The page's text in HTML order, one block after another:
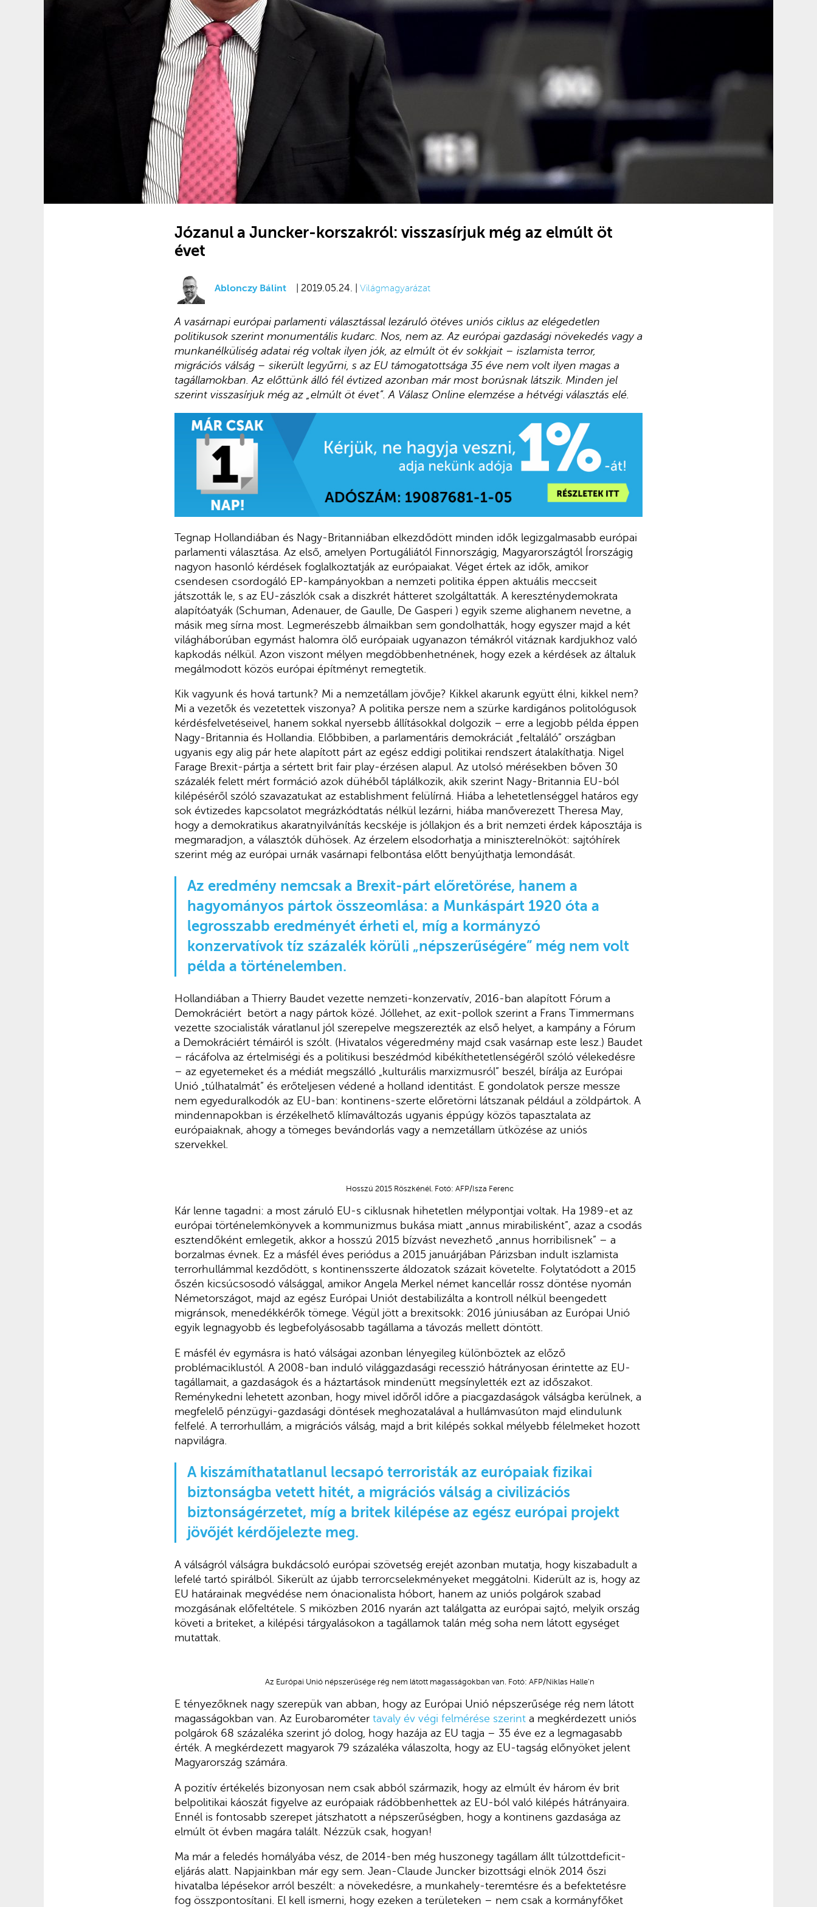
Józanul a Juncker-korszakról: visszasírjuk még az elmúlt öt
évet
Ablonczy Bálint | 2019.05.24. | Világmagyarázat
A vasárnapi európai parlamenti választással lezáruló ötéves uniós ciklus az elégedetlen
politikusok szerint monumentális kudarc. Nos, nem az. Az európai gazdasági növekedés vagy a
munkanélküliség adatai rég voltak ilyen jók, az elmúlt öt év sokkjait – iszlamista terror,
migrációs válság – sikerült legyűrni, s az EU támogatottsága 35 éve nem volt ilyen magas a
tagállamokban. Az előttünk álló fél évtized azonban már most borúsnak látszik. Minden jel
szerint visszasírjuk még az „elmúlt öt évet”. A Válasz Online elemzése a hétvégi választás elé.
Tegnap Hollandiában és Nagy-Britanniában elkezdődött minden idők legizgalmasabb európai
parlamenti választása. Az első, amelyen Portugáliától Finnországig, Magyarországtól Írországig
nagyon hasonló kérdések foglalkoztatják az európaiakat. Véget értek az idők, amikor
csendesen csordogáló EP-kampányokban a nemzeti politika éppen aktuális meccseit
játszották le, s az EU-zászlók csak a diszkrét hátteret szolgáltatták. A kereszténydemokrata
alapítóatyák (Schuman, Adenauer, de Gaulle, De Gasperi ) egyik szeme alighanem nevetne, a
másik meg sírna most. Legmerészebb álmaikban sem gondolhatták, hogy egyszer majd a két
világháborúban egymást halomra ölő európaiak ugyanazon témákról vitáznak kardjukhoz való
kapkodás nélkül. Azon viszont mélyen megdöbbenhetnének, hogy ezek a kérdések az általuk
megálmodott közös európai építményt remegtetik.
Kik vagyunk és hová tartunk? Mi a nemzetállam jövője? Kikkel akarunk együtt élni, kikkel nem?
Mi a vezetők és vezetettek viszonya? A politika persze nem a szürke kardigános politológusok
kérdésfelvetéseivel, hanem sokkal nyersebb állításokkal dolgozik – erre a legjobb példa éppen
Nagy-Britannia és Hollandia. Előbbiben, a parlamentáris demokráciát „feltaláló” országban
ugyanis egy alig pár hete alapított párt az egész eddigi politikai rendszert átalakíthatja. Nigel
Farage Brexit-pártja a sértett brit fair play-érzésen alapul. Az utolsó mérésekben bőven 30
százalék felett mért formáció azok dühéből táplálkozik, akik szerint Nagy-Britannia EU-ból
kilépéséről szóló szavazatukat az establishment felülírná. Hiába a lehetetlenséggel határos egy
sok évtizedes kapcsolatot megrázkódtatás nélkül lezárni, hiába manőverezett Theresa May,
hogy a demokratikus akaratnyilvánítás kecskéje is jóllakjon és a brit nemzeti érdek káposztája is
megmaradjon, a választók dühösek. Az érzelem elsodorhatja a miniszterelnököt: sajtóhírek
szerint még az európai urnák vasárnapi felbontása előtt benyújthatja lemondását.
Az eredmény nemcsak a Brexit-párt előretörése, hanem a
hagyományos pártok összeomlása: a Munkáspárt 1920 óta a
legrosszabb eredményét érheti el, míg a kormányzó
konzervatívok tíz százalék körüli „népszerűségére” még nem volt
példa a történelemben.
Hollandiában a Thierry Baudet vezette nemzeti-konzervatív, 2016-ban alapított Fórum a
Demokráciért betört a nagy pártok közé. Jóllehet, az exit-pollok szerint a Frans Timmermans
vezette szocialisták váratlanul jól szerepelve megszerezték az első helyet, a kampány a Fórum
a Demokráciért témáiról is szólt. (Hivatalos végeredmény majd csak vasárnap este lesz.) Baudet
– rácáfolva az értelmiségi és a politikusi beszédmód kibékíthetetlenségéről szóló vélekedésre
– az egyetemeket és a médiát megszálló „kulturális marxizmusról” beszél, bírálja az Európai
Unió „túlhatalmát” és erőteljesen védené a holland identitást. E gondolatok persze messze
nem egyeduralkodók az EU-ban: kontinens-szerte előretörni látszanak például a zöldpártok. A
mindennapokban is érzékelhető klímaváltozás ugyanis éppúgy közös tapasztalata az
európaiaknak, ahogy a tömeges bevándorlás vagy a nemzetállam ütközése az uniós
szervekkel.
Hosszú 2015 Röszkénél. Fotó: AFP/Isza Ferenc
Kár lenne tagadni: a most záruló EU-s ciklusnak hihetetlen mélypontjai voltak. Ha 1989-et az
európai történelemkönyvek a kommunizmus bukása miatt „annus mirabilisként”, azaz a csodás
esztendőként emlegetik, akkor a hosszú 2015 bízvást nevezhető „annus horribilisnek” – a
borzalmas évnek. Ez a másfél éves periódus a 2015 januárjában Párizsban indult iszlamista
terrorhullámmal kezdődött, s kontinensszerte áldozatok százait követelte. Folytatódott a 2015
őszén kicsúcsosodó válsággal, amikor Angela Merkel német kancellár rossz döntése nyomán
Németországot, majd az egész Európai Uniót destabilizálta a kontroll nélkül beengedett
migránsok, menedékkérők tömege. Végül jött a brexitsokk: 2016 júniusában az Európai Unió
egyik legnagyobb és legbefolyásosabb tagállama a távozás mellett döntött.
E másfél év egymásra is ható válságai azonban lényegileg különböztek az előző
problémaciklustól. A 2008-ban induló világgazdasági recesszió hátrányosan érintette az EU-
tagállamait, a gazdaságok és a háztartások mindenütt megsínylették ezt az időszakot.
Reménykedni lehetett azonban, hogy mivel időről időre a piacgazdaságok válságba kerülnek, a
megfelelő pénzügyi-gazdasági döntések meghozatalával a hullámvasúton majd elindulunk
felfelé. A terrorhullám, a migrációs válság, majd a brit kilépés sokkal mélyebb félelmeket hozott
napvilágra.
A kiszámíthatatlanul lecsapó terroristák az európaiak fizikai
biztonságba vetett hitét, a migrációs válság a civilizációs
biztonságérzetet, míg a britek kilépése az egész európai projekt
jövőjét kérdőjelezte meg.
A válságról válságra bukdácsoló európai szövetség erejét azonban mutatja, hogy kiszabadult a
lefelé tartó spirálból. Sikerült az újabb terrorcselekményeket meggátolni. Kiderült az is, hogy az
EU határainak megvédése nem ónacionalista hóbort, hanem az uniós polgárok szabad
mozgásának előfeltétele. S miközben 2016 nyarán azt találgatta az európai sajtó, melyik ország
követi a briteket, a kilépési tárgyalásokon a tagállamok talán még soha nem látott egységet
mutattak.
Az Európai Unió népszerűsége rég nem látott magasságokban van. Fotó: AFP/Niklas Halle’n
E tényezőknek nagy szerepük van abban, hogy az Európai Unió népszerűsége rég nem látott
magasságokban van. Az Eurobarométer tavaly év végi felmérése szerint a megkérdezett uniós
polgárok 68 százaléka szerint jó dolog, hogy hazája az EU tagja – 35 éve ez a legmagasabb
érték. A megkérdezett magyarok 79 százaléka válaszolta, hogy az EU-tagság előnyöket jelent
Magyarország számára.
A pozitív értékelés bizonyosan nem csak abból származik, hogy az elmúlt év három év brit
belpolitikai káoszát figyelve az európaiak rádöbbenhettek az EU-ból való kilépés hátrányaira.
Ennél is fontosabb szerepet játszhatott a népszerűségben, hogy a kontinens gazdasága az
elmúlt öt évben magára talált. Nézzük csak, hogyan!
Ma már a feledés homályába vész, de 2014-ben még huszonegy tagállam állt túlzottdeficit-
eljárás alatt. Napjainkban már egy sem. Jean-Claude Juncker bizottsági elnök 2014 őszi
hivatalba lépésekor arról beszélt: a növekedésre, a munkahely-teremtésre és a befektetésre
fog összpontosítani. El kell ismerni, hogy ezeken a területeken – nem csak a kormányfőket